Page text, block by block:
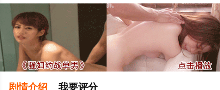
剧情介绍 我要评分